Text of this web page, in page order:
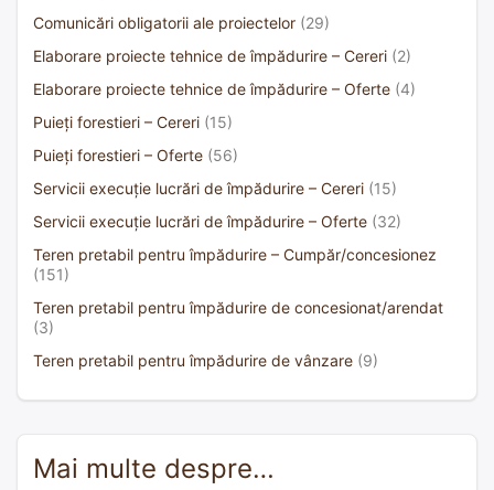
Comunicări obligatorii ale proiectelor (29)
Elaborare proiecte tehnice de împădurire – Cereri (2)
Elaborare proiecte tehnice de împădurire – Oferte (4)
Puieți forestieri – Cereri (15)
Puieți forestieri – Oferte (56)
Servicii execuție lucrări de împădurire – Cereri (15)
Servicii execuție lucrări de împădurire – Oferte (32)
Teren pretabil pentru împădurire – Cumpăr/concesionez
(151)
Teren pretabil pentru împădurire de concesionat/arendat
(3)
Teren pretabil pentru împădurire de vânzare (9)
Mai multe despre…